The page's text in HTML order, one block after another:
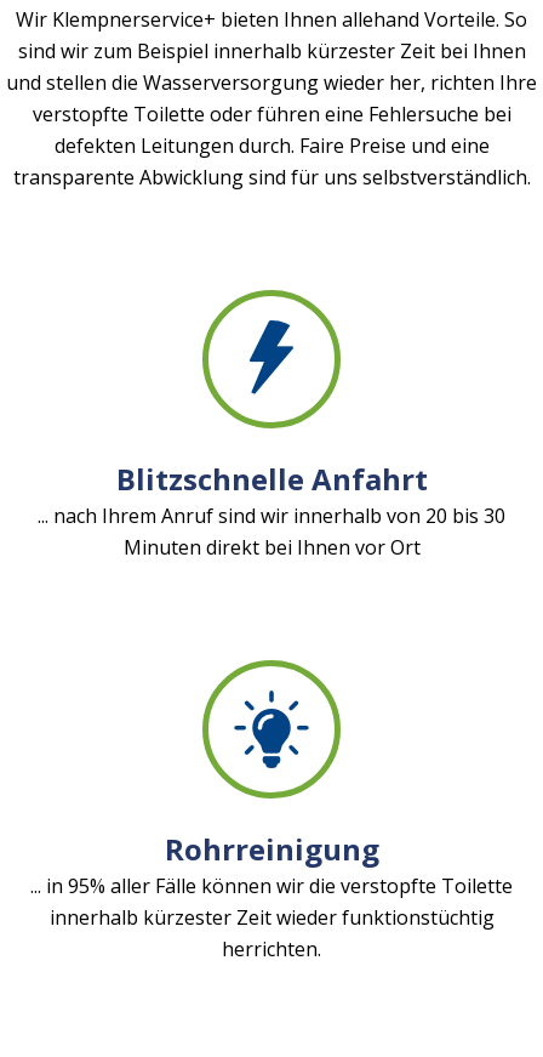
Wir Klempnerservice+ bieten Ihnen allehand Vorteile. So
sind wir zum Beispiel innerhalb kürzester Zeit bei Ihnen
und stellen die Wasserversorgung wieder her, richten Ihre
verstopfte Toilette oder führen eine Fehlersuche bei
defekten Leitungen durch. Faire Preise und eine
transparente Abwicklung sind für uns selbstverständlich.
Blitzschnelle Anfahrt
... nach Ihrem Anruf sind wir innerhalb von 20 bis 30
Minuten direkt bei Ihnen vor Ort
Rohrreinigung
... in 95% aller Fälle können wir die verstopfte Toilette
innerhalb kürzester Zeit wieder funktionstüchtig
herrichten.